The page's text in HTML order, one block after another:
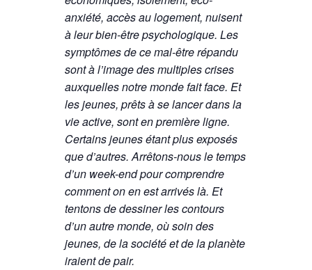
anxiété, accès au logement, nuisent
à leur bien-être psychologique. Les
symptômes de ce mal-être répandu
sont à l’image des multiples crises
auxquelles notre monde fait face. Et
les jeunes, prêts à se lancer dans la
vie active, sont en première ligne.
Certains jeunes étant plus exposés
que d’autres. Arrêtons-nous le temps
d’un week-end pour comprendre
comment on en est arrivés là. Et
tentons de dessiner les contours
d’un autre monde, où soin des
jeunes, de la société et de la planète
iraient de pair.